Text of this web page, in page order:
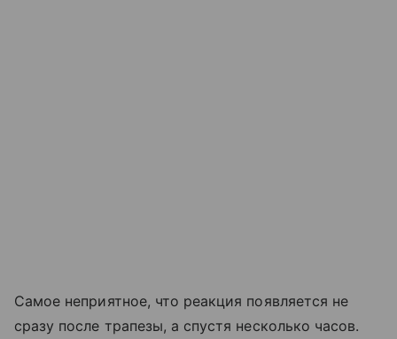
Самое неприятное, что реакция появляется не
сразу после трапезы, а спустя несколько часов.